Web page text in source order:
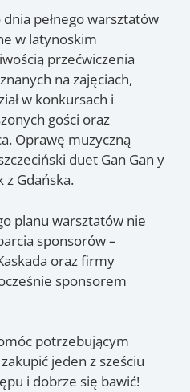
pełnego warsztatów
w latynoskim
przećwiczenia
na zajęciach,
w konkursach i
gości oraz
Oprawę muzyczną
duet Gan Gan y
z Gdańska.
planu warsztatów nie
sponsorów –
oraz firmy
sponsorem
potrzebującym
jeden z sześciu
i dobrze się bawić!